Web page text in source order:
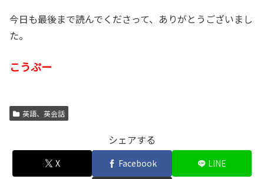
今日も最後まで読んでくださって、ありがとうございまし
た。
こうぷー
英語、英会話
シェアする
X Facebook LINE